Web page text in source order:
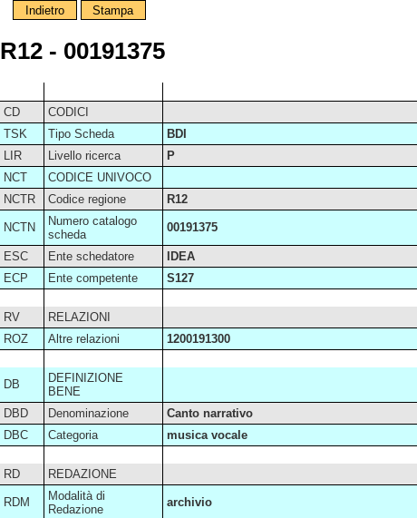
Indietro Stampa
R12 - 00191375
CD
CODICI
TSK
Tipo Scheda
BDI
LIR
Livello ricerca
P
NCT
CODICE UNIVOCO
NCTR
Codice regione R12
NCTN
Numero catalogo
scheda
00191375
ESC Ente schedatore
IDEA
ECP
Ente competente S127
RV
RELAZIONI
ROZ
Altre relazioni 1200191300
DB
DEFINIZIONE
BENE
DBD
Denominazione
Canto narrativo
DBC
Categoria musica vocale
RD REDAZIONE
RDM
Modalità di
Redazione
archivio